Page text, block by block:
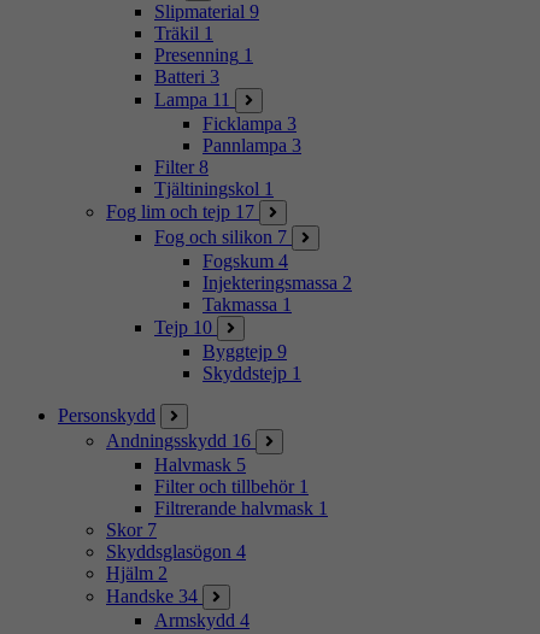
Slipmaterial 9
Träkil 1
Presenning 1
Batteri 3
Lampa 11
Ficklampa 3
Pannlampa 3
Filter 8
Tjältiningskol 1
Fog lim och tejp 17
Fog och silikon 7
Fogskum 4
Injekteringsmassa 2
Takmassa 1
Tejp 10
Byggtejp 9
Skyddstejp 1
Personskydd
Andningsskydd 16
Halvmask 5
Filter och tillbehör 1
Filtrerande halvmask 1
Skor 7
Skyddsglasögon 4
Hjälm 2
Handske 34
Armskydd 4